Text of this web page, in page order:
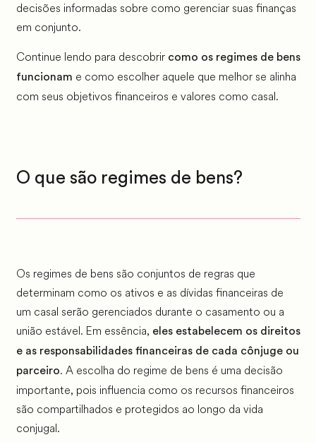
decisões informadas sobre como gerenciar suas finanças
em conjunto.
Continue lendo para descobrir como os regimes de bens
funcionam e como escolher aquele que melhor se alinha
com seus objetivos financeiros e valores como casal.
O que são regimes de bens?
Os regimes de bens são conjuntos de regras que
determinam como os ativos e as dívidas financeiras de
um casal serão gerenciados durante o casamento ou a
união estável. Em essência, eles estabelecem os direitos
e as responsabilidades financeiras de cada cônjuge ou
parceiro. A escolha do regime de bens é uma decisão
importante, pois influencia como os recursos financeiros
são compartilhados e protegidos ao longo da vida
conjugal.